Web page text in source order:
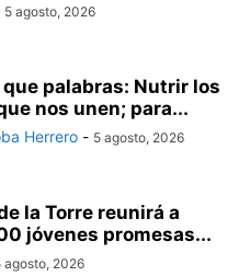
5 agosto, 2026
palabras: Nutrir los
nos unen; para...
Herrero - 5 agosto, 2026
la Torre reunirá a
jóvenes promesas...
agosto, 2026